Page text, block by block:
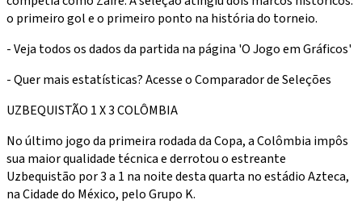
o primeiro gol e o primeiro ponto na história do torneio.
- Veja todos os dados da partida na página 'O Jogo em Gráficos'
- Quer mais estatísticas? Acesse o Comparador de Seleções
UZBEQUISTÃO 1 X 3 COLÔMBIA
No último jogo da primeira rodada da Copa, a Colômbia impôs
sua maior qualidade técnica e derrotou o estreante
Uzbequistão por 3 a 1 na noite desta quarta no estádio Azteca,
na Cidade do México, pelo Grupo K.